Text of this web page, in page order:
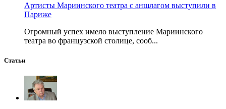
Артисты Мариинского театра с аншлагом выступили в
Париже
Огромный успех имело выступление Мариинского
театра во французской столице, сооб...
Статьи